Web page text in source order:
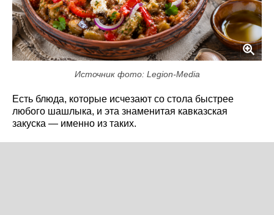
Источник фото: Legion-Media
Есть блюда, которые исчезают со стола быстрее
любого шашлыка, и эта знаменитая кавказская
закуска — именно из таких.